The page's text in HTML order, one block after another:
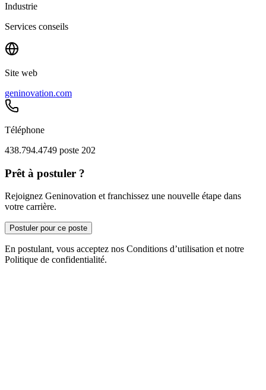
Industrie
Services conseils
Site web
geninovation.com
Téléphone
438.794.4749 poste 202
Prêt à postuler ?
Rejoignez Geninovation et franchissez une nouvelle étape dans
votre carrière.
Postuler pour ce poste
En postulant, vous acceptez nos Conditions d’utilisation et notre
Politique de confidentialité.